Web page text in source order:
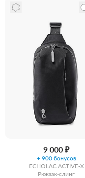
9 000 ₽
+ 900 бонусов
ECHOLAC ACTIVE-X
Рюкзак-слинг